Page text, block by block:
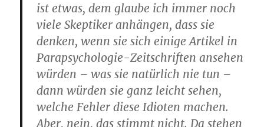
ist etwas, dem glaube ich immer noch
viele Skeptiker anhängen, dass sie
denken, wenn sie sich einige Artikel in
Parapsychologie-Zeitschriften ansehen
würden – was sie natürlich nie tun –
dann würden sie ganz leicht sehen,
welche Fehler diese Idioten machen.
Aber, nein, das stimmt nicht. Da stehen